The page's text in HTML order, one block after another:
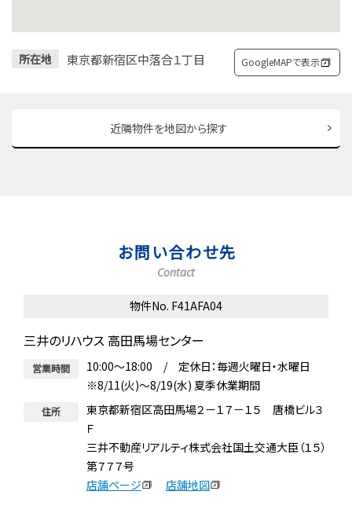
所在地 東京都新宿区中落合１丁目 GoogleMAPで表示
近隣物件を地図から探す
お問い合わせ先
Contact
物件No. F41AFA04
三井のリハウス 高田馬場センター
営業時間
10:00～18:00 / 定休日：毎週火曜日・水曜日
※8/11(火)～8/19(水) 夏季休業期間
住所
東京都新宿区高田馬場２－１７－１５ 唐橋ビル３
Ｆ
三井不動産リアルティ株式会社国土交通大臣（１５）
第７７７号
店舗ページ
店舗地図